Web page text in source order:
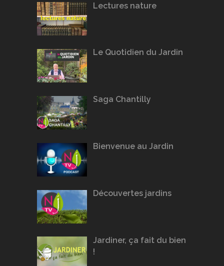
Lectures nature
Le Quotidien du Jardin
Saga Chantilly
Bienvenue au Jardin
Découvertes jardins
Jardiner, ça fait du bien
!